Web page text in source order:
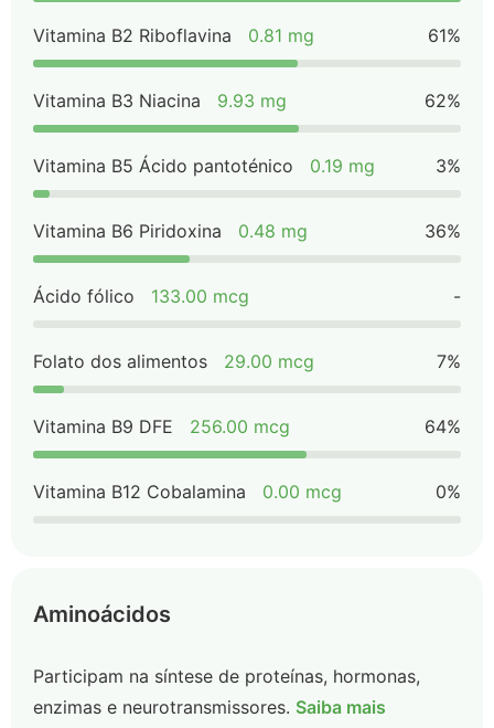
Vitamina B2 Riboflavina 0.81 mg 61%
Vitamina B3 Niacina 9.93 mg 62%
Vitamina B5 Ácido pantoténico 0.19 mg 3%
Vitamina B6 Piridoxina 0.48 mg 36%
Ácido fólico 133.00 mcg -
Folato dos alimentos 29.00 mcg 7%
Vitamina B9 DFE 256.00 mcg 64%
Vitamina B12 Cobalamina 0.00 mcg 0%
Aminoácidos
Participam na síntese de proteínas, hormonas,
enzimas e neurotransmissores. Saiba mais